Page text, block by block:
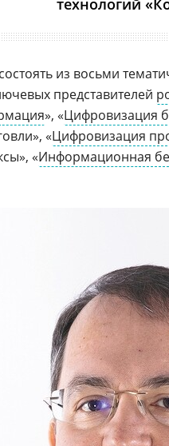
технологий
из восьми
представителей
», «Цифровизация
«Цифровизация
«Информационная